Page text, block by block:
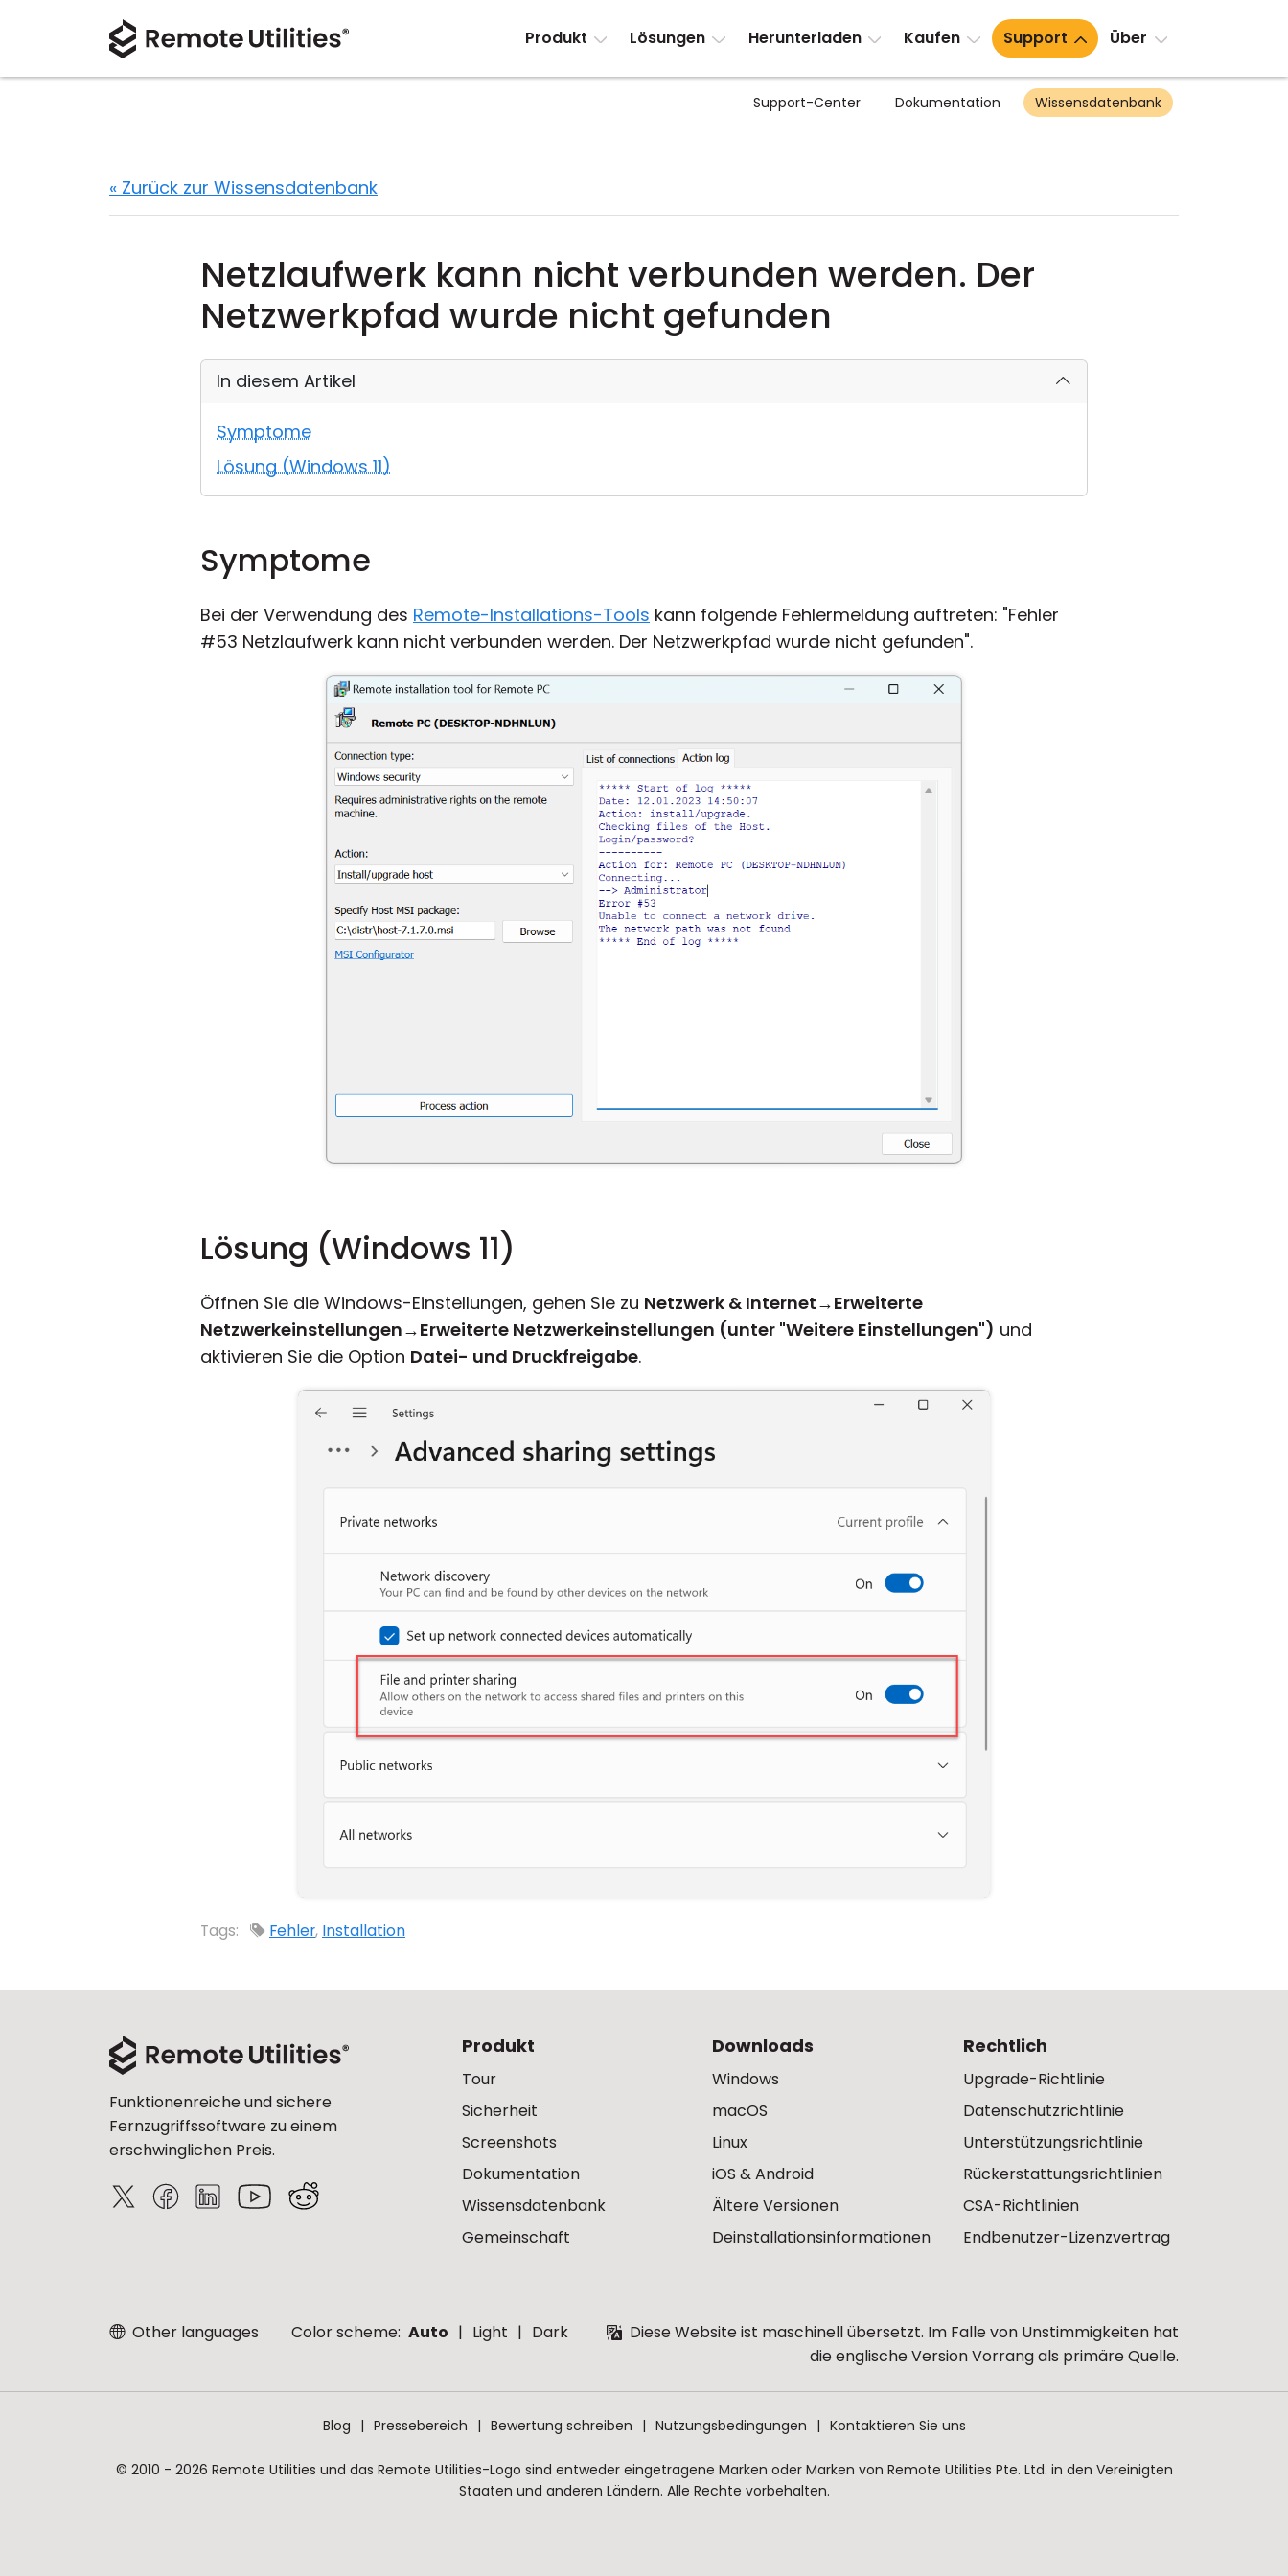
Produkt Lösungen Herunterladen Kaufen Support Über
Support-Center Dokumentation Wissensdatenbank
« Zurück zur Wissensdatenbank
Netzlaufwerk kann nicht verbunden werden. Der
Netzwerkpfad wurde nicht gefunden
In diesem Artikel
Symptome
Lösung (Windows 11)
Symptome
Bei der Verwendung des Remote-Installations-Tools kann folgende Fehlermeldung auftreten: "Fehler
#53 Netzlaufwerk kann nicht verbunden werden. Der Netzwerkpfad wurde nicht gefunden".
Lösung (Windows 11)
Öffnen Sie die Windows-Einstellungen, gehen Sie zu Netzwerk & Internet→Erweiterte
Netzwerkeinstellungen→Erweiterte Netzwerkeinstellungen (unter "Weitere Einstellungen") und
aktivieren Sie die Option Datei- und Druckfreigabe.
Tags: Fehler, Installation
Funktionenreiche und sichere
Fernzugriffssoftware zu einem
erschwinglichen Preis.
Produkt
Tour
Sicherheit
Screenshots
Dokumentation
Wissensdatenbank
Gemeinschaft
Downloads
Windows
macOS
Linux
iOS & Android
Ältere Versionen
Deinstallationsinformationen
Rechtlich
Upgrade-Richtlinie
Datenschutzrichtlinie
Unterstützungsrichtlinie
Rückerstattungsrichtlinien
CSA-Richtlinien
Endbenutzer-Lizenzvertrag
Other languages Color scheme: Auto Light Dark
Diese Website ist maschinell übersetzt. Im Falle von Unstimmigkeiten hat
die englische Version Vorrang als primäre Quelle.
Blog Pressebereich Bewertung schreiben Nutzungsbedingungen Kontaktieren Sie uns
© 2010 - 2026 Remote Utilities und das Remote Utilities-Logo sind entweder eingetragene Marken oder Marken von Remote Utilities Pte. Ltd. in den Vereinigten
Staaten und anderen Ländern. Alle Rechte vorbehalten.